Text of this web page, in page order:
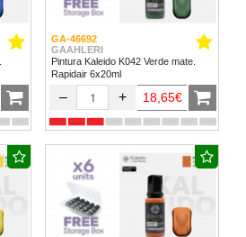
GA-46692
GAAHLERI
Pintura Kaleido K042 Verde mate.
Rapidair 6x20ml
– + 18,65€